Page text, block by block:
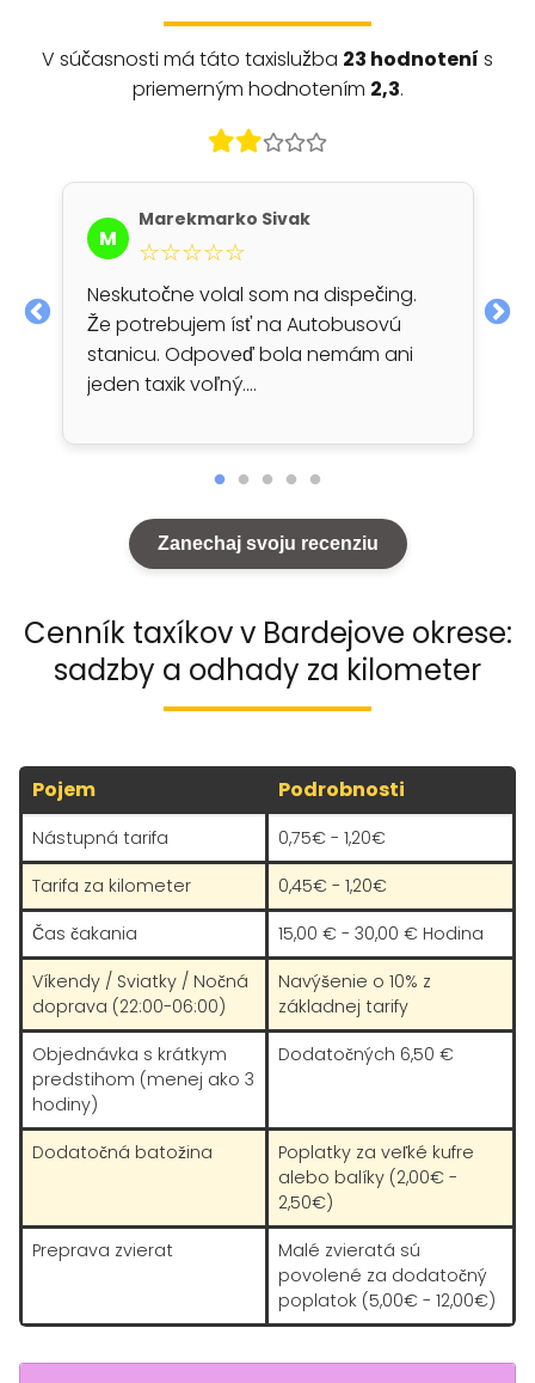
V súčasnosti má táto taxislužba 23 hodnotení s
priemerným hodnotením 2,3.
M
Marekmarko Sivak
☆☆☆☆☆
Neskutočne volal som na dispečing.
Že potrebujem ísť na Autobusovú
stanicu. Odpoveď bola nemám ani
jeden taxik voľný.…
Zanechaj svoju recenziu
Cenník taxíkov v Bardejove okrese:
sadzby a odhady za kilometer
Pojem Podrobnosti
Nástupná tarifa
0,75€ - 1,20€
Tarifa za kilometer
0,45€ - 1,20€
Čas čakania
15,00 € - 30,00 € Hodina
Víkendy / Sviatky / Nočná
doprava (22:00-06:00)
Navýšenie o 10% z
základnej tarify
Objednávka s krátkym
predstihom (menej ako 3
hodiny)
Dodatočných 6,50 €
Dodatočná batožina
Poplatky za veľké kufre
alebo balíky (2,00€ -
2,50€)
Preprava zvierat
Malé zvieratá sú
povolené za dodatočný
poplatok (5,00€ - 12,00€)